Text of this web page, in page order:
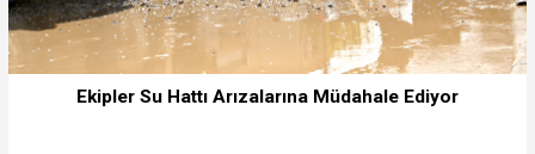
Ekipler Su Hattı Arızalarına Müdahale Ediyor